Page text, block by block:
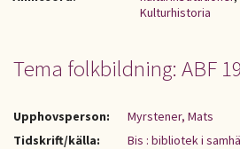
Kulturhistoria
Tema folkbildning: ABF
Upphovsperson:
Myrstener, Mats
Tidskrift/källa:
Bis : bibliotek i